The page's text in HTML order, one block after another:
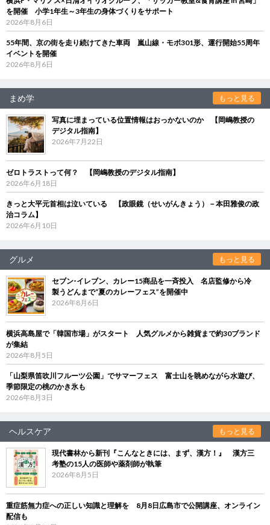
を開催 小学1年生～3年生の身体づくりをサポート
2026年8月6日
55年間、京の街を走り続けてきた車両 嵐山線・モボ301形、運行開始55周年
イベントを開催
2026年8月6日
まめ学 もっと見る
写真に埋まっている位置情報はおっかないのか 【岡嶋教授の
デジタル指南】
2026年7月22日
ゼロトラストって何？ 【岡嶋教授のデジタル指南】
2026年6月18日
きっと大平元首相は泣いている 【政眼鏡（せいがんきょう）－本田雅俊の政
治コラム】
2026年6月10日
グルメ もっと見る
セブン‐イレブン、カレー15商品を一斉投入 名店監修から冷
製うどんまで“夏のカレーフェス”を開催中
2026年8月6日
横浜高島屋で「韓国市場」がスタート 人気グルメから雑貨まで約30ブランド
が集結
2026年8月5日
「山梨県笛吹川フルーツ公園」でサマーフェス 富士山を眺めながら水遊び、
季節限定の桃のかき氷も
2026年8月3日
ヘルスケア もっと見る
現代書林から新刊『こんなときには、まず、漢方！』 漢方三
考塾の15人の医師や薬剤師が執筆
2026年8月5日
重症筋無力症への正しい知識と理解を 8月8日広島市で公開講座、オンライン
配信も